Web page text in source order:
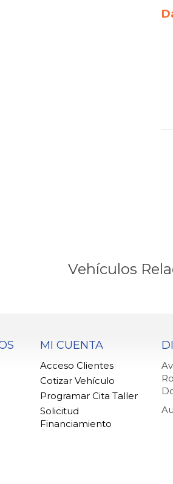
Vehículos
MI CUENTA
Acceso Clientes
Cotizar Vehículo
Programar Cita Taller
Solicitud
Financiamiento